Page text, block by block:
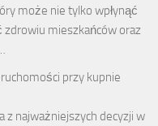
może nie tylko wpłynąć
zdrowiu mieszkańców oraz
przy kupnie
z najważniejszych decyzji w